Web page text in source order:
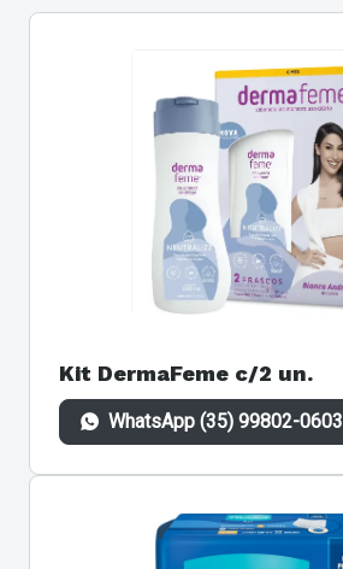
Kit DermaFeme c/2 un.
WhatsApp (35) 99802-0603